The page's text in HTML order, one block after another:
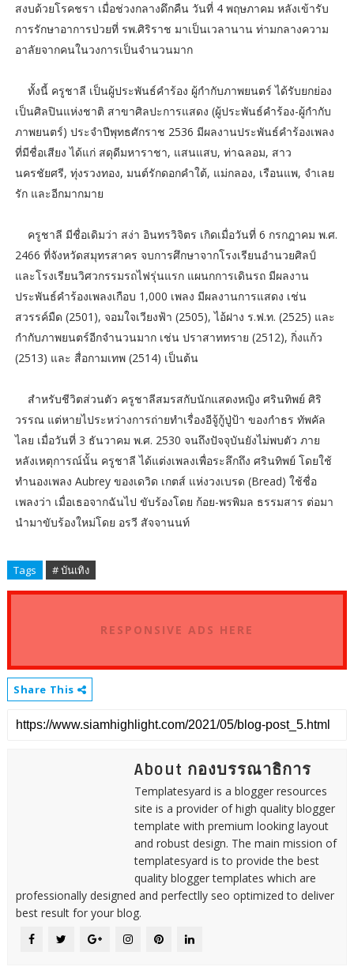
สงบด้วยโรคชรา เมื่อช่วงกลางดึกคืน วันที่ 4 พฤษภาคม หลังเข้ารับ
การรักษาอาการป่วยที่ รพ.ศิริราช มาเป็นเวลานาน ท่ามกลางความ
อาลัยจากคนในวงการเป็นจำนวนมาก
ทั้งนี้ ครูชาลี เป็นผู้ประพันธ์คำร้อง ผู้กำกับภาพยนตร์ ได้รับยกย่อง
เป็นศิลปินแห่งชาติ สาขาศิลปะการแสดง (ผู้ประพันธ์คำร้อง-ผู้กำกับ
ภาพยนตร์) ประจำปีพุทธศักราช 2536 มีผลงานประพันธ์คำร้องเพลง
ที่มีชื่อเสียง ได้แก่ สดุดีมหาราชา, แสนแสบ, ท่าฉลอม, สาว
นครชัยศรี, ทุ่งรวงทอง, มนต์รักดอกคำใต้, แม่กลอง, เรือนแพ, จำเลย
รัก และอีกมากมาย
ครูชาลี มีชื่อเดิมว่า สง่า อินทรวิจิตร เกิดเมื่อวันที่ 6 กรกฎาคม พ.ศ.
2466 ที่จังหวัดสมุทรสาคร จบการศึกษาจากโรงเรียนอำนวยศิลป์
และโรงเรียนวิศวกรรมรถไฟรุ่นแรก แผนกการเดินรถ มีผลงาน
ประพันธ์คำร้องเพลงเกือบ 1,000 เพลง มีผลงานการแสดง เช่น
สวรรค์มืด (2501), จอมใจเวียงฟ้า (2505), ไอ้ฝาง ร.ฟ.ท. (2525) และ
กำกับภาพยนตร์อีกจำนวนมาก เช่น ปราสาททราย (2512), กิ่งแก้ว
(2513) และ สื่อกามเทพ (2514) เป็นต้น
สำหรับชีวิตส่วนตัว ครูชาลีสมรสกับนักแสดงหญิง ศรินทิพย์ ศิริ
วรรณ แต่หายไประหว่างการถ่ายทำเรื่องอีจู้กู้ปู่ป้า ของกำธร ทัพคัล
ไลย เมื่อวันที่ 3 ธันวาคม พ.ศ. 2530 จนถึงปัจจุบันยังไม่พบตัว ภาย
หลังเหตุการณ์นั้น ครูชาลี ได้แต่งเพลงเพื่อระลึกถึง ศรินทิพย์ โดยใช้
ทำนองเพลง Aubrey ของเดวิด เกตส์ แห่งวงเบรด (Bread) ใช้ชื่อ
เพลงว่า เมื่อเธอจากฉันไป ขับร้องโดย ก้อย-พรพิมล ธรรมสาร ต่อมา
นำมาขับร้องใหม่โดย อรวี สัจจานนท์
Tags # บันเทิง
RESPONSIVE ADS HERE
Share This
About กองบรรณาธิการ
Templatesyard is a blogger resources
site is a provider of high quality blogger
template with premium looking layout
and robust design. The main mission of
templatesyard is to provide the best
quality blogger templates which are
professionally designed and perfectlly seo optimized to deliver
best result for your blog.